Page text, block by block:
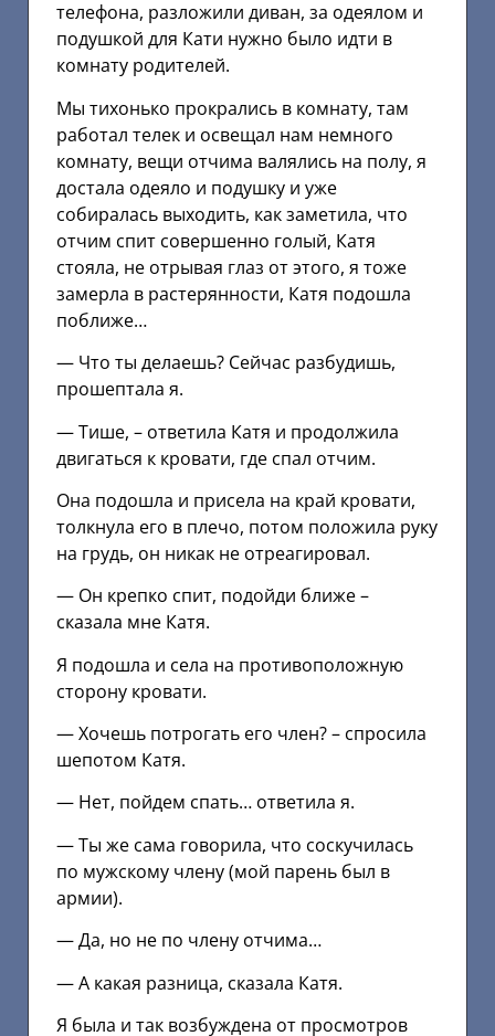
телефона, разложили диван, за одеялом и
подушкой для Кати нужно было идти в
комнату родителей.
Мы тихонько прокрались в комнату, там
работал телек и освещал нам немного
комнату, вещи отчима валялись на полу, я
достала одеяло и подушку и уже
собиралась выходить, как заметила, что
отчим спит совершенно голый, Катя
стояла, не отрывая глаз от этого, я тоже
замерла в растерянности, Катя подошла
поближе…
— Что ты делаешь? Сейчас разбудишь,
прошептала я.
— Тише, – ответила Катя и продолжила
двигаться к кровати, где спал отчим.
Она подошла и присела на край кровати,
толкнула его в плечо, потом положила руку
на грудь, он никак не отреагировал.
— Он крепко спит, подойди ближе –
сказала мне Катя.
Я подошла и села на противоположную
сторону кровати.
— Хочешь потрогать его член? – спросила
шепотом Катя.
— Нет, пойдем спать… ответила я.
— Ты же сама говорила, что соскучилась
по мужскому члену (мой парень был в
армии).
— Да, но не по члену отчима…
— А какая разница, сказала Катя.
Я была и так возбуждена от просмотров